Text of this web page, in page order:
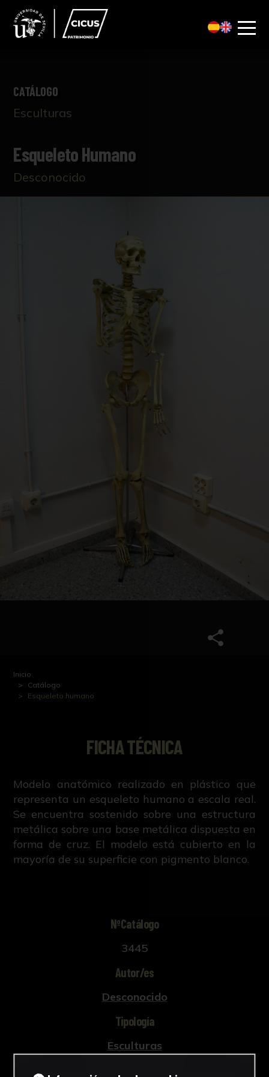
CATÁLOGO
Esculturas
Esqueleto Humano
Desconocido
Inicio
Catálogo
Esqueleto humano
FICHA TÉCNICA
Modelo anatómico realizado en plástico que
representa un esqueleto humano a escala real.
Se encuentra sostenido sobre una estructura
metálica sobre una base metálica dispuesta en
forma de cruz. El modelo está cubierto en la
mayoría de su superficie con pigmento blanco.
NºCatálogo
3445
Autor/es
Desconocido
Tipología
Esculturas